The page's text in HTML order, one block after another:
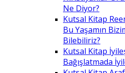
Ne Diyor?
Kutsal Kitap
Bu Yaşamın
Bilebiliriz?
Kutsal Kitap
Bağışlatmada